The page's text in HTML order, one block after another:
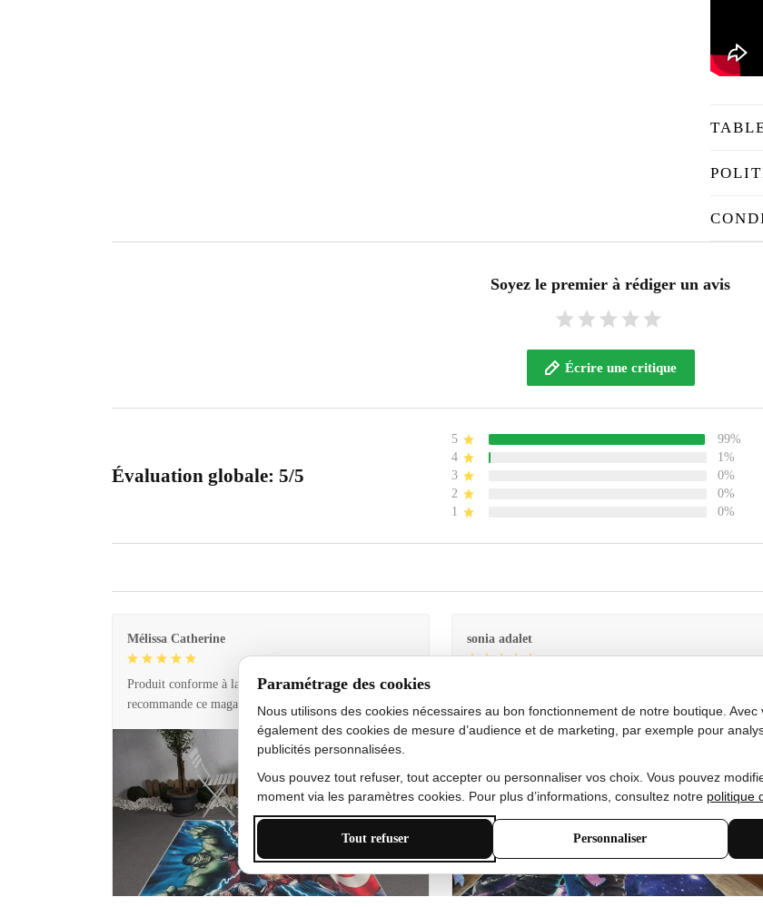
Soyez le premier à rédiger un avis
Écrire une critique
Évaluation globale: 5/5
5
99%
4
1%
3
0%
2
0%
1
0%
Mélissa Catherine
Produit conforme à la description et livraison rapide. Je
recommande ce magasin !
sonia adalet
bon état doux
Paramétrage des cookies
Nous utilisons des cookies nécessaires au bon fonctionnement de notre boutique.
également des cookies de mesure d’audience et de marketing, par exemple pour
publicités personnalisées.
Vous pouvez tout refuser, tout accepter ou personnaliser vos choix. Vous pouvez
moment via les paramètres cookies. Pour plus d’informations, consultez notre politique
Tout refuser Personnaliser